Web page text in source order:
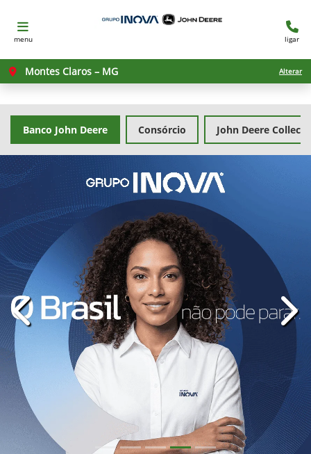
menu ligar
Montes Claros – MG Alterar
Banco John Deere Consórcio John Deere
templates.template-